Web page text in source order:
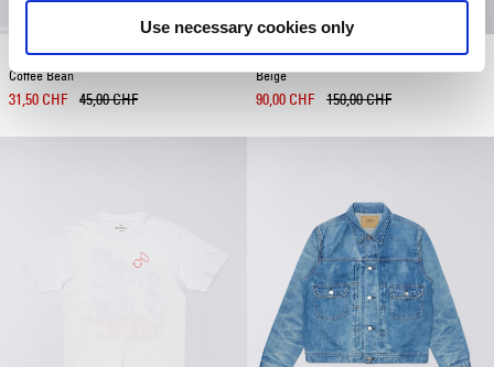
Use necessary cookies only
Oversize Basic T-Shirt
Coffee Bean
31,50 CHF 45,00 CHF
Painter Pant
Beige
90,00 CHF 150,00 CHF